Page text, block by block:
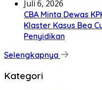
Juli 6, 2026
CBA Minta Dewas
Klaster Kasus Bea
Penyidikan
Selengkapnya
Kategori